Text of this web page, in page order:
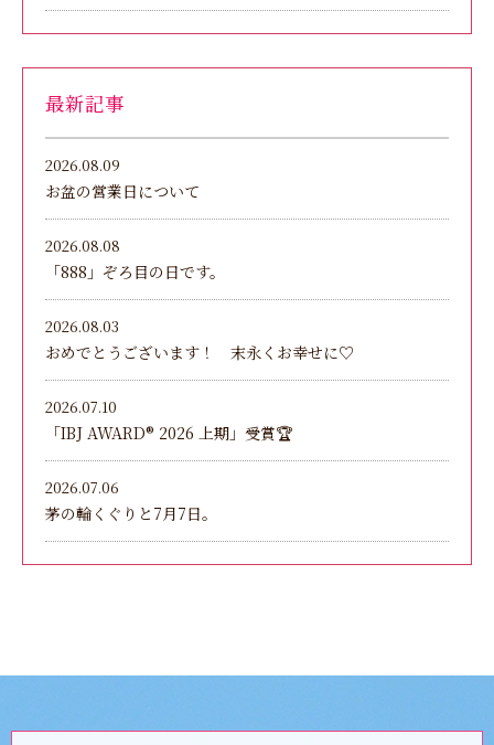
最新記事
2026.08.09
お盆の営業日について
2026.08.08
「888」ぞろ目の日です。
2026.08.03
おめでとうございます！ 末永くお幸せに♡
2026.07.10
「IBJ AWARD®︎ 2026 上期」受賞🏆
2026.07.06
茅の輪くぐりと7月7日。